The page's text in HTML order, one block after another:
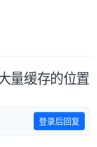
量缓存的位置
登录后回复